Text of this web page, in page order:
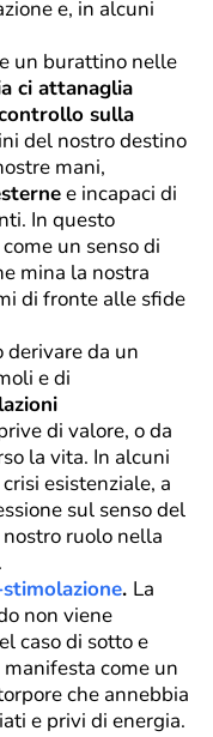
e, in alcuni
un burattino nelle
ci attanaglia
sulla
del nostro destino
mani,
e incapaci di
In questo
un senso di
mina la nostra
di fronte alle sfide
derivare da un
e di
di valore, o da
la vita. In alcuni
esistenziale, a
sul senso del
ruolo nella
. La
non viene
caso di sotto e
come un
che annebbia
e privi di energia.